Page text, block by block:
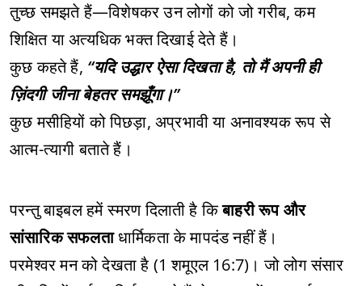
तुच्छ समझते हैं—विशेषकर उन लोगों को जो गरीब, कम
शिक्षित या अत्यधिक भक्त दिखाई देते हैं।
कुछ कहते हैं, “यदि उद्धार ऐसा दिखता है, तो मैं अपनी ही
ज़िंदगी जीना बेहतर समझूँगा।”
कुछ मसीहियों को पिछड़ा, अप्रभावी या अनावश्यक रूप से
आत्म-त्यागी बताते हैं।
परन्तु बाइबल हमें स्मरण दिलाती है किबाहरी रूप और
सांसारिक सफलताधार्मिकता के मापदंड नहीं हैं।
परमेश्वर मन को देखता है (1 शमूएल 16:7)। जो लोग संसार